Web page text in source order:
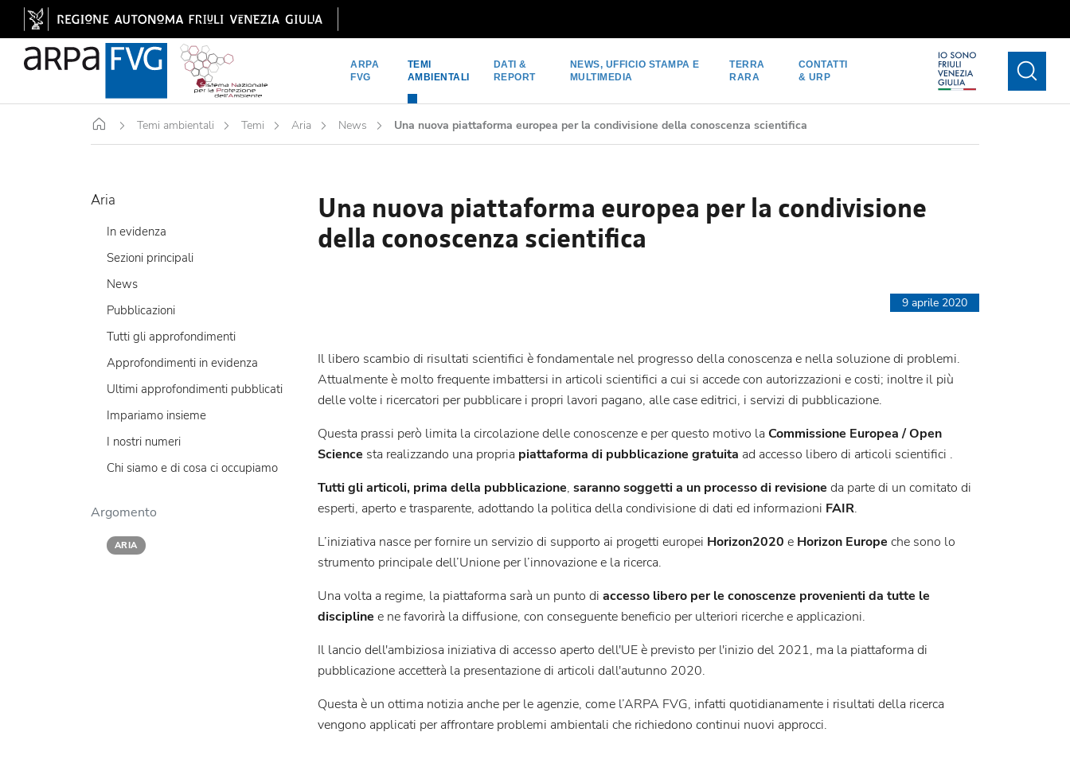
ARPA
FVG
TEMI
AMBIENTALI
DATI &
REPORT
NEWS, UFFICIO STAMPA E
MULTIMEDIA
TERRA
RARA
CONTATTI
& URP
Home Temi ambientali Temi Aria News Una nuova piattaforma europea per la condivisione della conoscenza scientifica
Aria
In evidenza
Sezioni principali
News
Pubblicazioni
Tutti gli approfondimenti
Approfondimenti in evidenza
Ultimi approfondimenti pubblicati
Impariamo insieme
I nostri numeri
Chi siamo e di cosa ci occupiamo
Argomento
ARIA
Una nuova piattaforma europea per la condivisione
della conoscenza scientifica
9 aprile 2020
Il libero scambio di risultati scientifici è fondamentale nel progresso della conoscenza e nella soluzione di problemi.
Attualmente è molto frequente imbattersi in articoli scientifici a cui si accede con autorizzazioni e costi; inoltre il più
delle volte i ricercatori per pubblicare i propri lavori pagano, alle case editrici, i servizi di pubblicazione.
Questa prassi però limita la circolazione delle conoscenze e per questo motivo la Commissione Europea / Open
Science sta realizzando una propria piattaforma di pubblicazione gratuita ad accesso libero di articoli scientifici .
Tutti gli articoli, prima della pubblicazione, saranno soggetti a un processo di revisione da parte di un comitato di
esperti, aperto e trasparente, adottando la politica della condivisione di dati ed informazioni FAIR.
L’iniziativa nasce per fornire un servizio di supporto ai progetti europei Horizon2020 e Horizon Europe che sono lo
strumento principale dell’Unione per l’innovazione e la ricerca.
Una volta a regime, la piattaforma sarà un punto di accesso libero per le conoscenze provenienti da tutte le
discipline e ne favorirà la diffusione, con conseguente beneficio per ulteriori ricerche e applicazioni.
Il lancio dell'ambiziosa iniziativa di accesso aperto dell'UE è previsto per l'inizio del 2021, ma la piattaforma di
pubblicazione accetterà la presentazione di articoli dall'autunno 2020.
Questa è un ottima notizia anche per le agenzie, come l’ARPA FVG, infatti quotidianamente i risultati della ricerca
vengono applicati per affrontare problemi ambientali che richiedono continui nuovi approcci.